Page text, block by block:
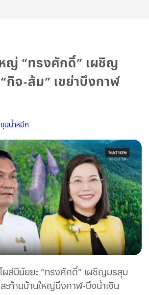
ญ่ “ทรงศักดิ์” เผชิญ
กิจ-ส้ม” เขย่าบึงกาฬ
ขุนน้ำหมึก
ผล่มีนัยยะ “ทรงศักดิ์” เผชิญมรสุม
ะท้านบ้านใหญ่บึงกาฬ-บึงน้ำเงิน